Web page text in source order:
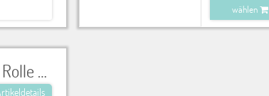
wählen
Toilettenpapier, 1 Rolle Sanitärtechnik